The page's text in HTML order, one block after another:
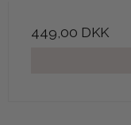
449,00 DKK